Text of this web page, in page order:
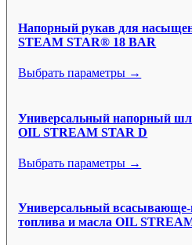
Напорный рукав для
STEAM STAR® 18 BAR
Выбрать параметры →
Универсальный напорный
OIL STREAM STAR D
Выбрать параметры →
Универсальный
топлива и масла OIL